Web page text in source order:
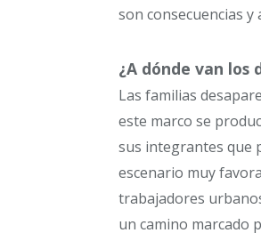
son consecuencias y
¿A dónde van los
Las familias
este marco se
sus integrantes que
escenario muy
trabajadores
un camino marcado